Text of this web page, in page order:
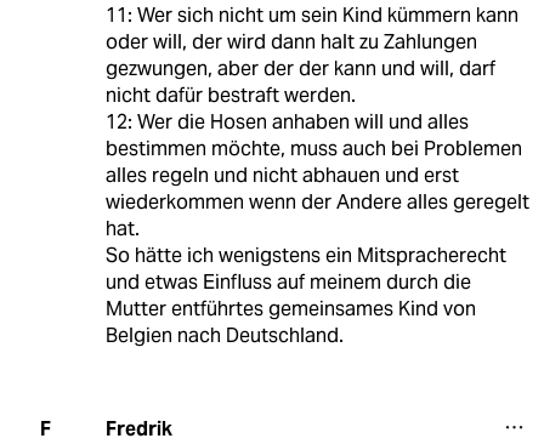
11: Wer sich nicht um sein Kind kümmern kann
oder will, der wird dann halt zu Zahlungen
gezwungen, aber der der kann und will, darf
nicht dafür bestraft werden.
12: Wer die Hosen anhaben will und alles
bestimmen möchte, muss auch bei Problemen
alles regeln und nicht abhauen und erst
wiederkommen wenn der Andere alles geregelt
hat.
So hätte ich wenigstens ein Mitspracherecht
und etwas Einfluss auf meinem durch die
Mutter entführtes gemeinsames Kind von
Belgien nach Deutschland.
F Fredrik